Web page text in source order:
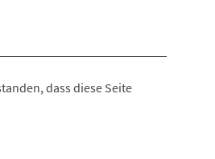
dass diese Seite